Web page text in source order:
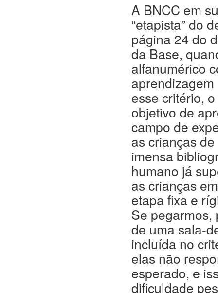
A BNCC em
“etapista” do
página 24 do
da Base,
alfanumérico
esse critério,
objetivo de
campo de
as crianças
imensa
humano já
as crianças
etapa fixa e
Se pegarmos,
de uma sala-
incluída no
elas não
esperado, e
dificuldade